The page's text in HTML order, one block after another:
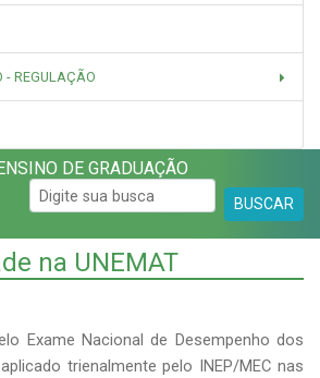
- REGULAÇÃO
DE GRADUAÇÃO
BUSCAR
na UNEMAT
Exame Nacional de Desempenho dos
trienalmente pelo INEP/MEC nas